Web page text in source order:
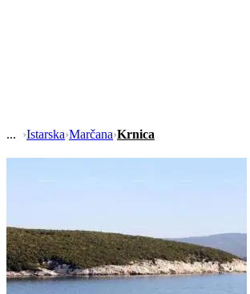
›Istarska›Marčana›Krnica